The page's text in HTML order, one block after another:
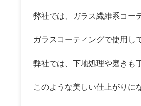
弊社では、ガラス繊維系コー
ガラスコーティングで使用し
弊社では、下地処理や磨きも
このような美しい仕上がりに